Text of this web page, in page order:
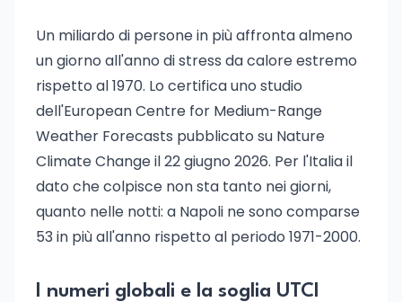
Un miliardo di persone in più affronta almeno
un giorno all'anno di stress da calore estremo
rispetto al 1970. Lo certifica uno studio
dell'European Centre for Medium-Range
Weather Forecasts pubblicato su Nature
Climate Change il 22 giugno 2026. Per l'Italia il
dato che colpisce non sta tanto nei giorni,
quanto nelle notti: a Napoli ne sono comparse
53 in più all'anno rispetto al periodo 1971-2000.
I numeri globali e la soglia UTCI